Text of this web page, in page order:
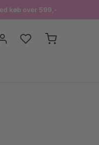
køb over 599,-